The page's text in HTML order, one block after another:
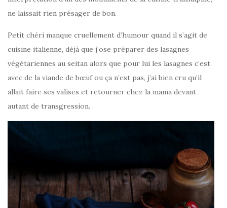
ne laissait rien présager de bon.
Petit chéri manque cruellement d’humour quand il s’agit de
cuisine italienne, déjà que j’ose préparer des lasagnes
végétariennes au seitan alors que pour lui les lasagnes c’est
avec de la viande de bœuf ou ça n’est pas, j’ai bien cru qu’il
allait faire ses valises et retourner chez la mama devant
autant de transgression.